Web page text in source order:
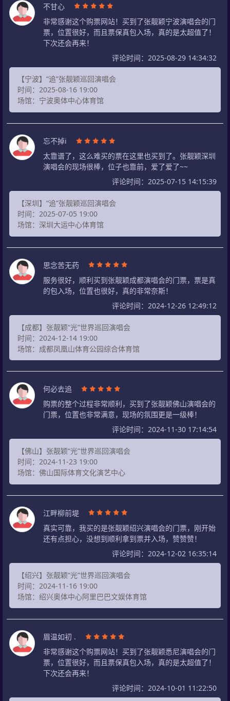
不甘心
非常感谢这个购票网站！买到了张靓颖宁波演唱会的门
票，位置很好，而且票保真包入场，真的是太超值了！
下次还会再来！
评论时间：2025-08-29 14:34:32
【宁波】“追”张靓颖巡回演唱会
时间：2025-08-16 19:00
场馆：宁波奥体中心体育馆
忘不掉i
太靠谱了，这么难买的票在这里也买到了。张靓颖深圳
演唱会的现场很棒，位子也靠前，爱了爱了~~
评论时间：2025-07-15 14:15:39
【深圳】“追”张靓颖巡回演唱会
时间：2025-07-05 19:00
场馆：深圳大运中心体育馆
思念苦无药
服务很好，顺利买到张靓颖成都演唱会的门票，票是真
的包入场，位置也很好，真的非常奈斯！
评论时间：2024-12-26 12:49:12
【成都】张靓颖“光”世界巡回演唱会
时间：2024-12-14 19:00
场馆：成都凤凰山体育公园综合体育馆
何必去追
购票的整个过程非常顺利，买到了张靓颖佛山演唱会的
门票，位置也非常满意，现场的氛围更是一级棒！
评论时间：2024-11-30 17:14:54
【佛山】张靓颖“光”世界巡回演唱会
时间：2024-11-23 19:00
场馆：佛山国际体育文化演艺中心
江畔柳前堤
真实可靠，我买的是张靓颖绍兴演唱会的门票，刚开始
还有点担心，没想到顺利拿到票并入场，赞赞赞！
评论时间：2024-12-02 16:35:14
【绍兴】张靓颖“光”世界巡回演唱会
时间：2024-11-16 19:00
场馆：绍兴奥体中心阿里巴巴文娱体育馆
眉温如初 .
非常感谢这个购票网站！买到了张靓颖悉尼演唱会的门
票，位置很好，而且票保真包入场，真的是太超值了！
下次还会再来！
评论时间：2024-10-01 11:22:50